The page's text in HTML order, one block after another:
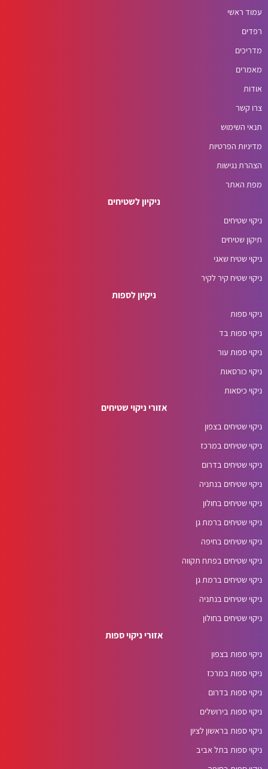
עמוד ראשי
רפדים
מדריכים
מאמרים
אודות
צרו קשר
תנאי השימוש
מדיניות הפרטיות
הצהרת נגישות
מפת האתר
ניקיון לשטיחים
ניקוי שטיחים
תיקון שטיחים
ניקוי שטיח שאגי
ניקוי שטיח קיר לקיר
ניקיון לספות
ניקוי ספות
ניקוי ספות בד
ניקוי ספות עור
ניקוי כורסאות
ניקוי כיסאות
אזורי ניקוי שטיחים
ניקוי שטיחים בצפון
ניקוי שטיחים במרכז
ניקוי שטיחים בדרום
ניקוי שטיחים בנתניה
ניקוי שטיחים בחולון
ניקוי שטיחים ברמת גן
ניקוי שטיחים בחיפה
ניקוי שטיחים בפתח תקווה
ניקוי שטיחים ברמת גן
ניקוי שטיחים בנתניה
ניקוי שטיחים בחולון
אזורי ניקוי ספות
ניקוי ספות בצפון
ניקוי ספות במרכז
ניקוי ספות בדרום
ניקוי ספות בירושלים
ניקוי ספות בראשון לציון
ניקוי ספות בתל אביב